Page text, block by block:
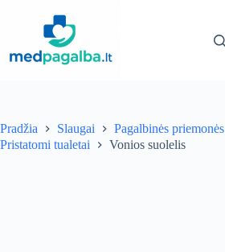
Pradžia Slaugai
Pagalbinės priemonės
Pristatomi tualetai
Vonios suolelis